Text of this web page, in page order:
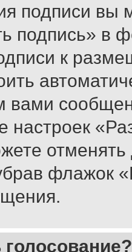
подписи вы
подпись» в
к
вами
настроек
флажок
голосование?